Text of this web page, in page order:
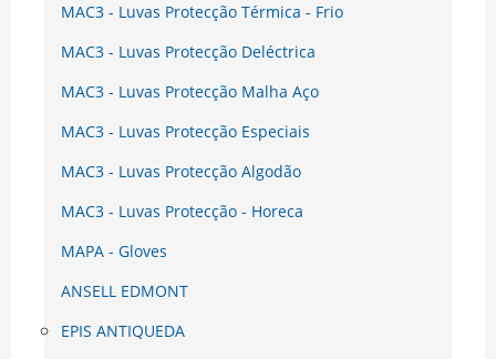
MAC3 - Luvas Protecção Térmica - Frio
MAC3 - Luvas Protecção Deléctrica
MAC3 - Luvas Protecção Malha Aço
MAC3 - Luvas Protecção Especiais
MAC3 - Luvas Protecção Algodão
MAC3 - Luvas Protecção - Horeca
MAPA - Gloves
ANSELL EDMONT
EPIS ANTIQUEDA